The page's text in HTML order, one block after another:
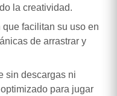
la creatividad.
facilitan su uso en
de arrastrar y
sin descargas ni
para jugar